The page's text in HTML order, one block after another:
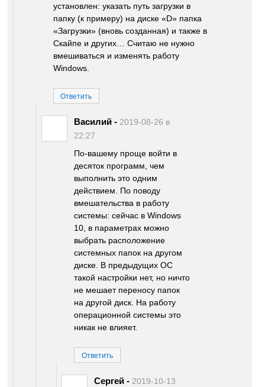
установлен: указать путь загрузки в
папку (к примеру) на диске «D» папка
«Загрузки» (вновь созданная) и также в
Скайпе и других… Считаю не нужно
вмешиваться и изменять работу
Windows.
Ответить
Василий - 2019-08-26 в
22:27
По-вашему проще войти в
десяток программ, чем
выполнить это одним
действием. По поводу
вмешательства в работу
системы: сейчас в Windows
10, в параметрах можно
выбрать расположение
системных папок на другом
диске. В предыдущих ОС
такой настройки нет, но ничто
не мешает переносу папок
на другой диск. На работу
операционной системы это
никак не влияет.
Ответить
Сергей - 2019-10-13